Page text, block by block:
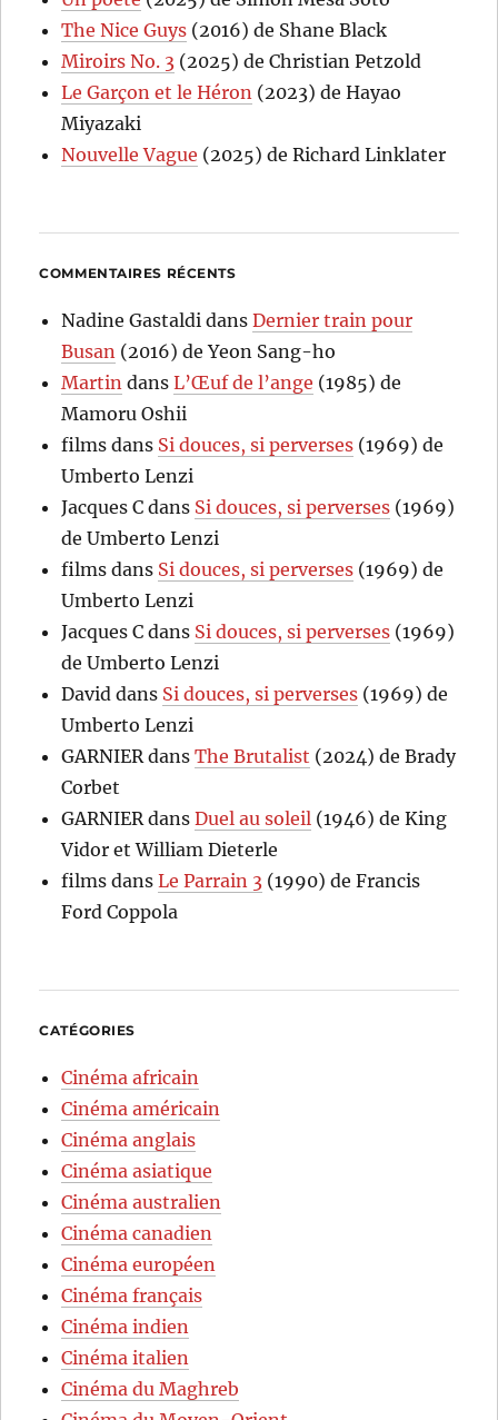
The Nice Guys (2016) de Shane Black
Miroirs No. 3 (2025) de Christian Petzold
Le Garçon et le Héron (2023) de Hayao
Miyazaki
Nouvelle Vague (2025) de Richard Linklater
COMMENTAIRES RÉCENTS
Nadine Gastaldi dansDernier train pour
Busan (2016) de Yeon Sang-ho
Martin dansL’Œuf de l’ange (1985) de
Mamoru Oshii
films dans Si douces, si perverses (1969) de
Umberto Lenzi
Jacques C dans Si douces, si perverses (1969)
de Umberto Lenzi
films dans Si douces, si perverses (1969) de
Umberto Lenzi
Jacques C dans Si douces, si perverses (1969)
de Umberto Lenzi
David dans Si douces, si perverses (1969) de
Umberto Lenzi
GARNIER dansThe Brutalist (2024) de Brady
Corbet
GARNIER dansDuel au soleil (1946) de King
Vidor et William Dieterle
films dansLe Parrain 3 (1990) de Francis
Ford Coppola
CATÉGORIES
Cinéma africain
Cinéma américain
Cinéma anglais
Cinéma asiatique
Cinéma australien
Cinéma canadien
Cinéma européen
Cinéma français
Cinéma indien
Cinéma italien
Cinéma du Maghreb